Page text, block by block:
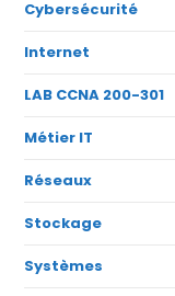
Cybersécurité
Internet
LAB CCNA 200-301
Métier IT
Réseaux
Stockage
Systèmes